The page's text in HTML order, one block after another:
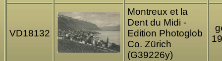
VD18132
Montreux et la
Dent du Midi -
Edition Photoglob
Co. Zürich
(G39226y)